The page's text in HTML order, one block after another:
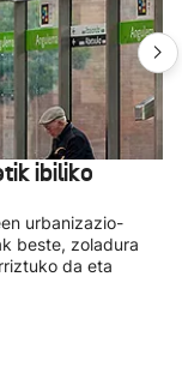
ibiliko
urbanizazio-
beste, zoladura
da eta